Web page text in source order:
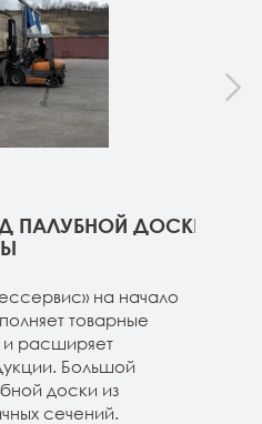
ПАЛУБНОЙ ДОСКИ
на начало
товарные
и расширяет
Большой
доски из
сечений.